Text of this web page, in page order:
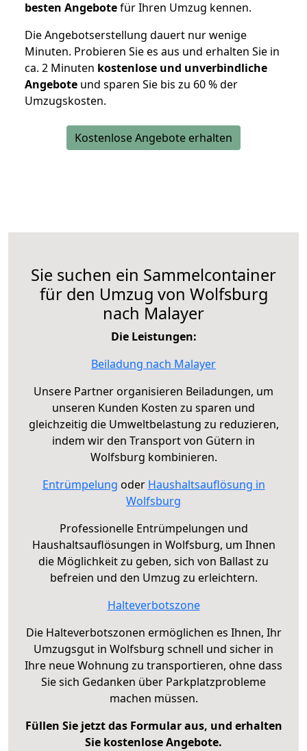
besten Angebotefür Ihren Umzug kennen.
Die Angebotserstellung dauert nur wenige
Minuten. Probieren Sie es aus und erhalten Sie in
ca. 2 Minuten kostenlose und unverbindliche
Angebote und sparen Sie bis zu 60 % der
Umzugskosten.
Kostenlose Angebote erhalten
Sie suchen ein Sammelcontainer
für den Umzug von Wolfsburg
nach Malayer
Die Leistungen:
Beiladung nach Malayer
Unsere Partner organisieren Beiladungen, um
unseren Kunden Kosten zu sparen und
gleichzeitig die Umweltbelastung zu reduzieren,
indem wir den Transport von Gütern in
Wolfsburg kombinieren.
Entrümpelung oder Haushaltsauflösung in
Wolfsburg
Professionelle Entrümpelungen und
Haushaltsauflösungen in Wolfsburg, um Ihnen
die Möglichkeit zu geben, sich von Ballast zu
befreien und den Umzug zu erleichtern.
Halteverbotszone
Die Halteverbotszonen ermöglichen es Ihnen, Ihr
Umzugsgut in Wolfsburg schnell und sicher in
Ihre neue Wohnung zu transportieren, ohne dass
Sie sich Gedanken über Parkplatzprobleme
machen müssen.
Füllen Sie jetzt das Formular aus, und erhalten
Sie kostenlose Angebote.